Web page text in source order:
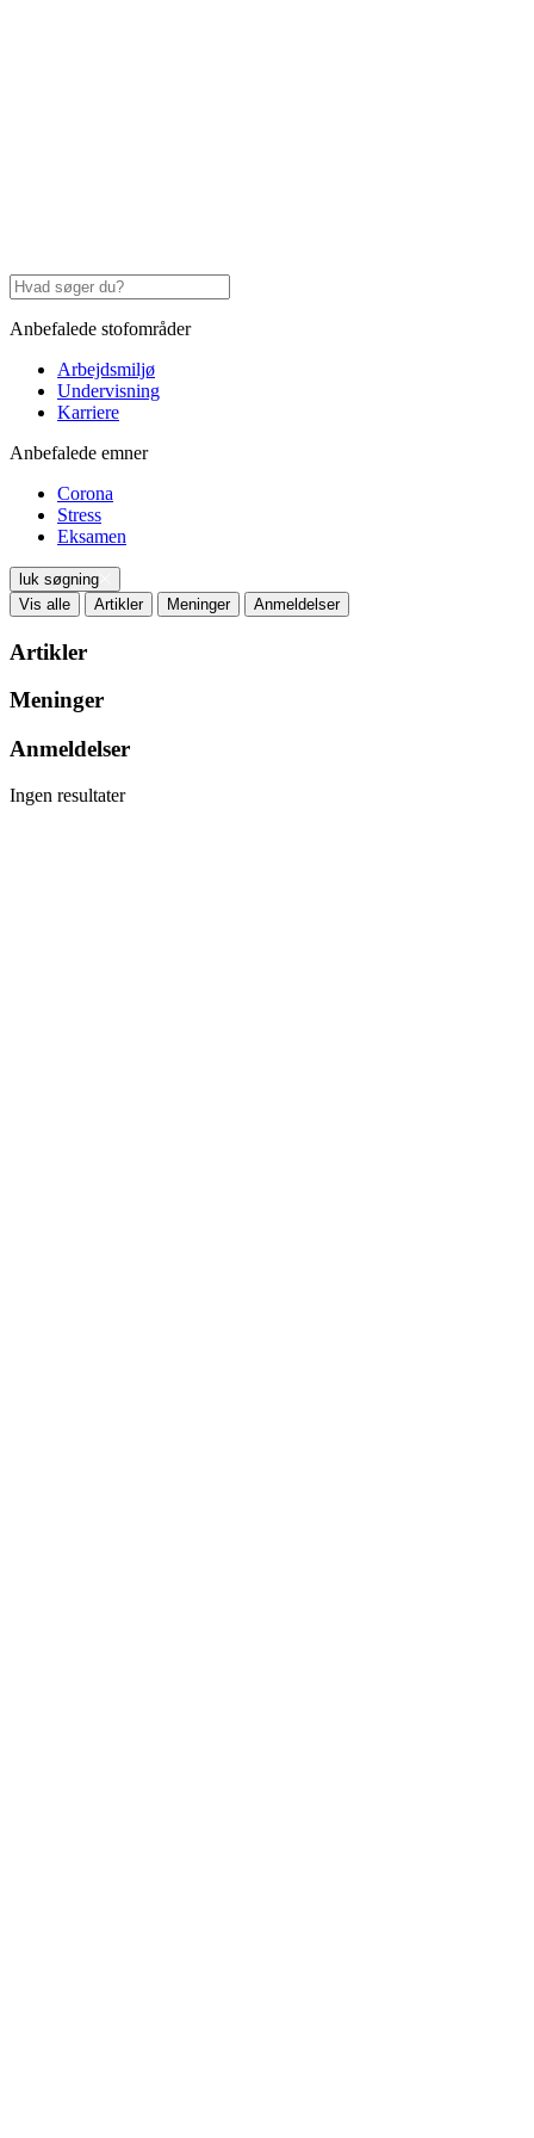
Anbefalede stofområder
Arbejdsmiljø
Undervisning
Karriere
Anbefalede emner
Corona
Stress
Eksamen
luk søgning
Vis alle
Artikler Meninger Anmeldelser
Artikler
Meninger
Anmeldelser
Ingen resultater